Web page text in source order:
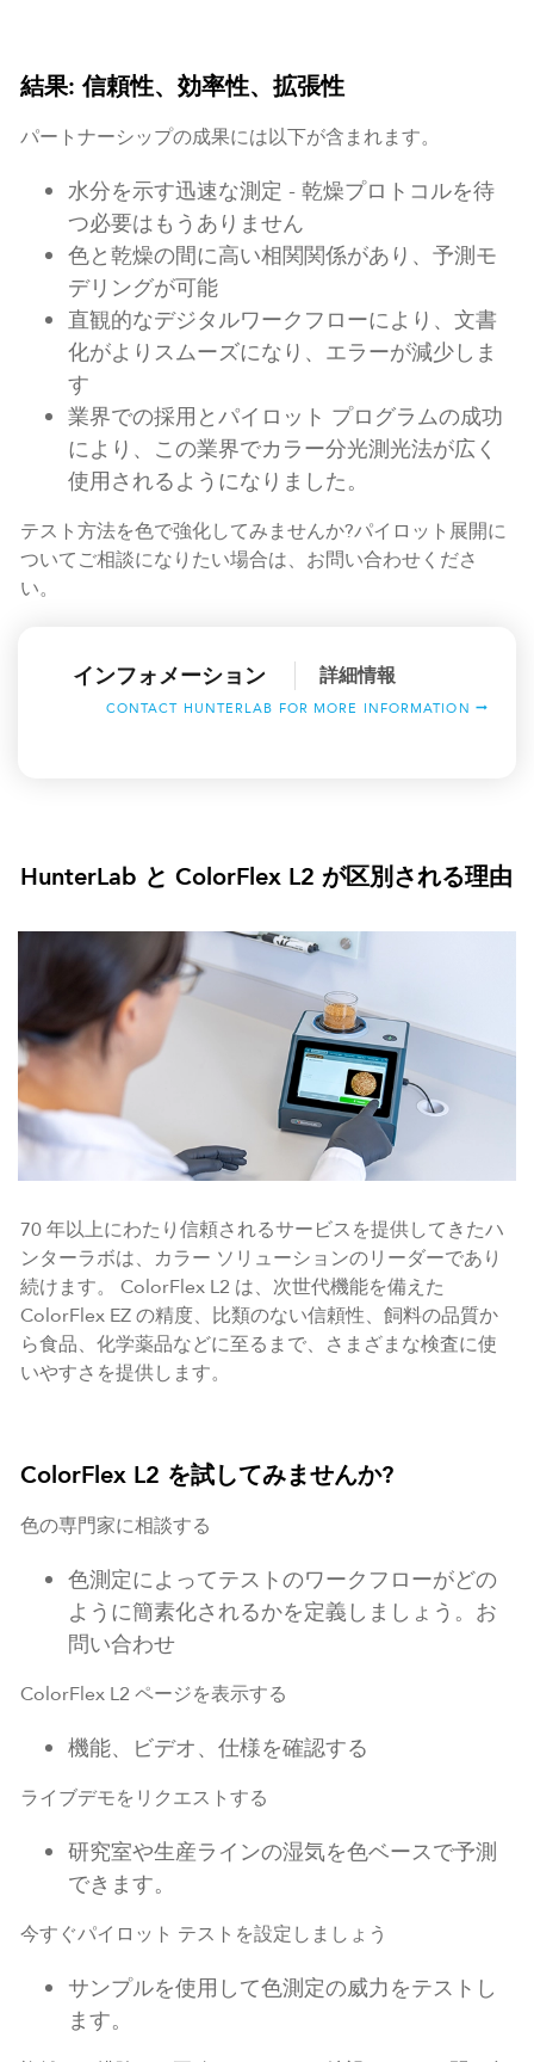
結果: 信頼性、効率性、拡張性
パートナーシップの成果には以下が含まれます。
水分を示す迅速な測定 - 乾燥プロトコルを待
つ必要はもうありません
色と乾燥の間に高い相関関係があり、予測モ
デリングが可能
直観的なデジタルワークフローにより、文書
化がよりスムーズになり、エラーが減少しま
す
業界での採用とパイロット プログラムの成功
により、この業界でカラー分光測光法が広く
使用されるようになりました。
テスト方法を色で強化してみませんか?パイロット展開に
ついてご相談になりたい場合は、お問い合わせくださ
い。
インフォメーション 詳細情報
CONTACT HUNTERLAB FOR MORE INFORMATION
HunterLab と ColorFlex L2 が区別される理由
70 年以上にわたり信頼されるサービスを提供してきたハ
ンターラボは、カラー ソリューションのリーダーであり
続けます。 ColorFlex L2 は、次世代機能を備えた
ColorFlex EZ の精度、比類のない信頼性、飼料の品質か
ら食品、化学薬品などに至るまで、さまざまな検査に使
いやすさを提供します。
ColorFlex L2 を試してみませんか?
色の専門家に相談する
色測定によってテストのワークフローがどの
ように簡素化されるかを定義しましょう。お
問い合わせ
ColorFlex L2 ページを表示する
機能、ビデオ、仕様を確認する
ライブデモをリクエストする
研究室や生産ラインの湿気を色ベースで予測
できます。
今すぐパイロット テストを設定しましょう
サンプルを使用して色測定の威力をテストし
ます。